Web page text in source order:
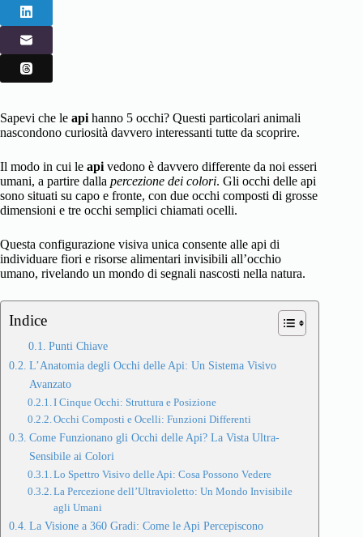
Sapevi che le api hanno 5 occhi? Questi particolari animali
nascondono curiosità davvero interessanti tutte da scoprire.
Il modo in cui le api vedono è davvero differente da noi esseri
umani, a partire dalla percezione dei colori. Gli occhi delle api
sono situati su capo e fronte, con due occhi composti di grosse
dimensioni e tre occhi semplici chiamati ocelli.
Questa configurazione visiva unica consente alle api di
individuare fiori e risorse alimentari invisibili all’occhio
umano, rivelando un mondo di segnali nascosti nella natura.
Indice
Punti Chiave
L’Anatomia degli Occhi delle Api: Un Sistema Visivo
Avanzato
I Cinque Occhi: Struttura e Posizione
Occhi Composti e Ocelli: Funzioni Differenti
Come Funzionano gli Occhi delle Api? La Vista Ultra-
Sensibile ai Colori
Lo Spettro Visivo delle Api: Cosa Possono Vedere
La Percezione dell’Ultravioletto: Un Mondo Invisibile
agli Umani
La Visione a 360 Gradi: Come le Api Percepiscono